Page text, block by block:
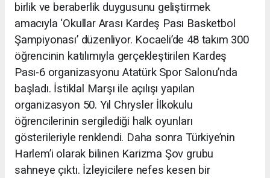
birlik ve beraberlik duygusunu geliştirmek
amacıyla ‘Okullar Arası Kardeş Pası Basketbol
Şampiyonası’ düzenliyor. Kocaeli’de 48 takım 300
öğrencinin katılımıyla gerçekleştirilen Kardeş
Pası-6 organizasyonu Atatürk Spor Salonu’nda
başladı. İstiklal Marşı ile açılışı yapılan
organizasyon 50. Yıl Chrysler İlkokulu
öğrencilerinin sergilediği halk oyunları
gösterileriyle renklendi. Daha sonra Türkiye’nin
Harlem’i olarak bilinen Karizma Şov grubu
sahneye çıktı. İzleyicilere nefes kesen bir